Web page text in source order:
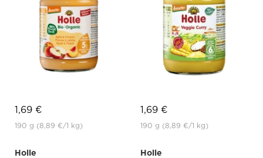
1,69 €
190 g (8,89 €/1 kg)
1,69 €
190 g (8,89 €/1 kg)
Holle
Holle